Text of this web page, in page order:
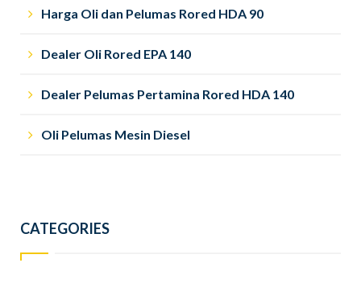
Harga Oli dan Pelumas Rored HDA 90
Dealer Oli Rored EPA 140
Dealer Pelumas Pertamina Rored HDA 140
Oli Pelumas Mesin Diesel
CATEGORIES